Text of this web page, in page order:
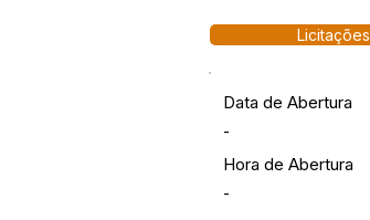
Licitações
Data de Abertura
-
Hora de Abertura
-